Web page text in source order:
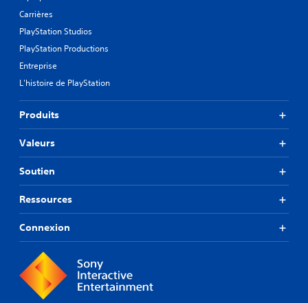
Carrières
PlayStation Studios
PlayStation Productions
Entreprise
L'histoire de PlayStation
Produits
Valeurs
Soutien
Ressources
Connexion